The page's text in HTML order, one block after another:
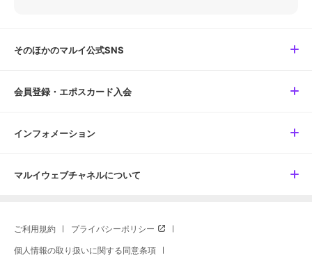
そのほかのマルイ公式SNS
会員登録・エポスカード入会
インフォメーション
マルイウェブチャネルについて
ご利用規約 プライバシーポリシー
個人情報の取り扱いに関する同意条項